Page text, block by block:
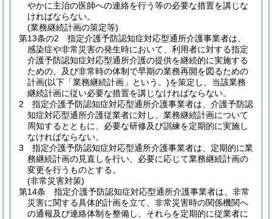
やかに主治の医師への連絡を行う等の必要な措置を講じな
ければならない。
(業務継続計画の策定等)
第13条の2
指定介護予防認知症対応型通所介護事業者は、
感染症や非常災害の発生時において、利用者に対する指定
介護予防認知症対応型通所介護の提供を継続的に実施する
ための、及び非常時の体制で早期の業務再開を図るための
計画(以下「業務継続計画」という。)を策定し、当該業務
継続計画に従い必要な措置を講じなければならない。
2
指定介護予防認知症対応型通所介護事業者は、介護予防認
知症対応型通所介護従業者に対し、業務継続計画について
周知するとともに、必要な研修及び訓練を定期的に実施し
なければならない。
3
指定介護予防認知症対応型通所介護事業者は、定期的に業
務継続計画の見直しを行い、必要に応じて業務継続計画の
変更を行うものとする。
(非常災害対策)
第14条
指定介護予防認知症対応型通所介護事業者は、非常
災害に関する具体的計画を立て、非常災害時の関係機関へ
の通報及び連絡体制を整備し、それらを定期的に従業者に